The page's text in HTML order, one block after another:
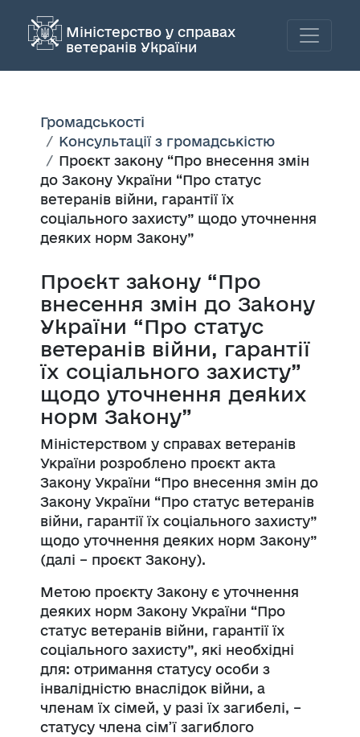
Міністерство у справах
ветеранів України
Громадськості
Консультації з громадськістю
Проєкт закону “Про внесення змін
до Закону України “Про статус
ветеранів війни, гарантії їх
соціального захисту” щодо уточнення
деяких норм Закону”
Проєкт закону “Про
внесення змін до Закону
України “Про статус
ветеранів війни, гарантії
їх соціального захисту”
щодо уточнення деяких
норм Закону”
Міністерством у справах ветеранів
України розроблено проєкт акта
Закону України “Про внесення змін до
Закону України “Про статус ветеранів
війни, гарантії їх соціального захисту”
щодо уточнення деяких норм Закону”
(далі – проєкт Закону).
Метою проєкту Закону є уточнення
деяких норм Закону України “Про
статус ветеранів війни, гарантії їх
соціального захисту”, які необхідні
для: отримання статусу особи з
інвалідністю внаслідок війни, а
членам їх сімей, у разі їх загибелі, –
статусу члена сім’ї загиблого